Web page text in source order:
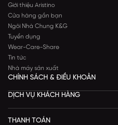
Giới thiệu Aristino
Cửa hàng gần bạn
Ngôi Nhà Chung K&G
Tuyển dụng
Wear-Care-Share
Tin tức
Nhà máy sản xuất
CHÍNH SÁCH & ĐIỀU KHOẢN
DỊCH VỤ KHÁCH HÀNG
THANH TOÁN